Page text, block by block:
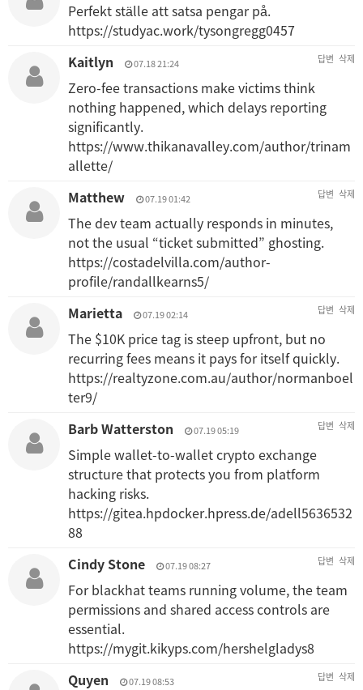
Perfekt ställe att satsa pengar på.
https://studyac.work/tysongregg0457
Kaitlyn
07.18 21:24 답변 삭제
Zero-fee transactions make victims think
nothing happened, which delays reporting
significantly.
https://www.thikanavalley.com/author/trinam
allette/
Matthew
07.19 01:42 답변 삭제
The dev team actually responds in minutes,
not the usual “ticket submitted” ghosting.
https://costadelvilla.com/author-
profile/randallkearns5/
Marietta
07.19 02:14 답변 삭제
The $10K price tag is steep upfront, but no
recurring fees means it pays for itself quickly.
https://realtyzone.com.au/author/normanboel
ter9/
Barb Watterston
07.19 05:19 답변 삭제
Simple wallet-to-wallet crypto exchange
structure that protects you from platform
hacking risks.
https://gitea.hpdocker.hpress.de/adell5636532
88
Cindy Stone
07.19 08:27 답변 삭제
For blackhat teams running volume, the team
permissions and shared access controls are
essential.
https://mygit.kikyps.com/hershelgladys8
Quyen
07.19 08:53 답변 삭제